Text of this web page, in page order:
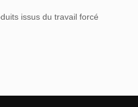
issus du travail forcé